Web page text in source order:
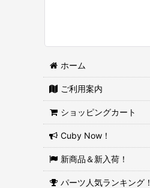
ホーム
ご利用案内
ショッピングカート
Cuby Now！
新商品＆新入荷！
パーツ人気ランキング！